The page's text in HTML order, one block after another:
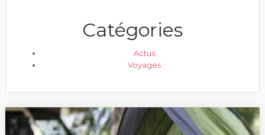
Catégories
Actus
Voyages